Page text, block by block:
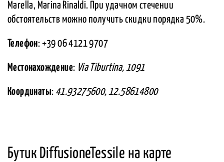
Marella, Marina Rinaldi. При удачном стечении
обстоятельств можно получить скидки порядка 50%.
Телефон: +39 06 4121 9707
Местонахождение: Via Tiburtina, 1091
Координаты: 41.93275600, 12.58614800
Бутик DiffusioneTessile на карте